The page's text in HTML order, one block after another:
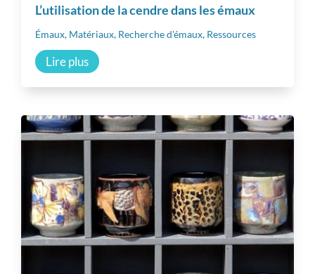
Professionnalisation
Communauté
Inspiration
L’utilisation de la cendre dans les émaux
Émaux, Matériaux, Recherche d'émaux, Ressources
Lire plus